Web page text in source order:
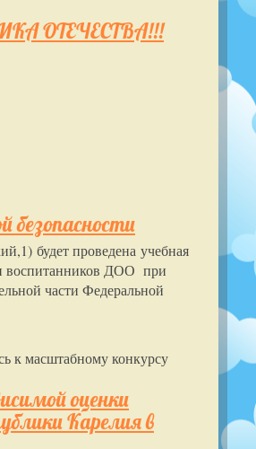
ОТЕЧЕСТВА!!!
безопасности
будет проведена учебная
и воспитанников ДОО при
части Федеральной
к масштабному конкурсу
оценки
Карелия в